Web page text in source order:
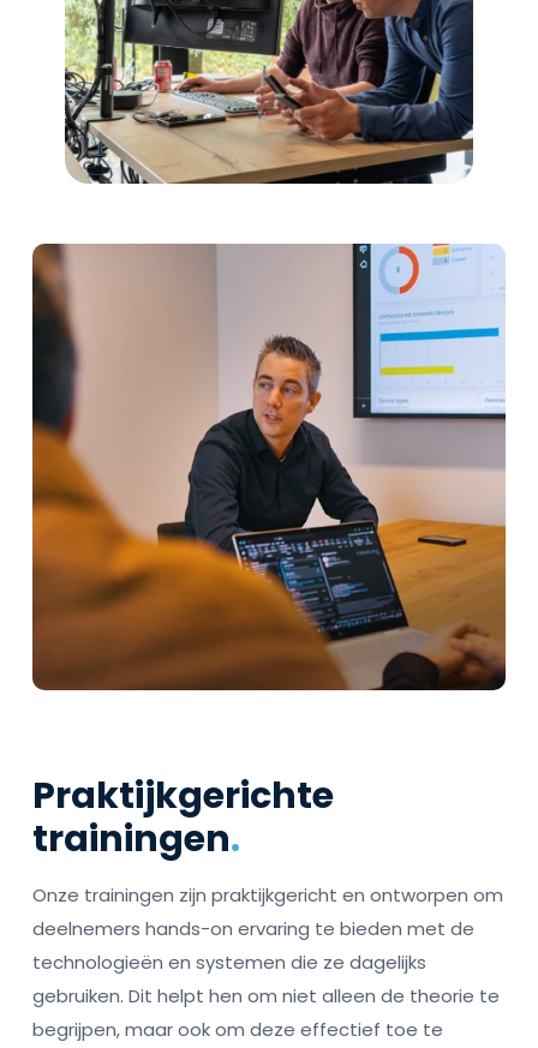
Praktijkgerichte
trainingen.
Onze trainingen zijn praktijkgericht en ontworpen om
deelnemers hands-on ervaring te bieden met de
technologieën en systemen die ze dagelijks
gebruiken. Dit helpt hen om niet alleen de theorie te
begrijpen, maar ook om deze effectief toe te